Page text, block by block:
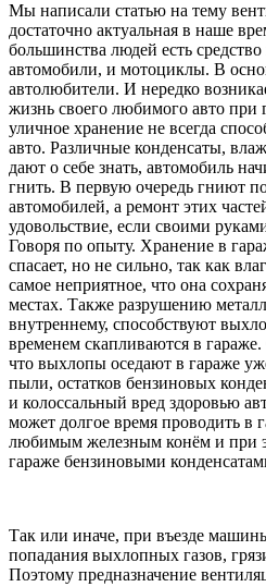
Мы написали статью на тему
достаточно актуальная в наше
большинства людей есть
автомобили, и мотоциклы. В
автолюбители. И нередко
жизнь своего любимого авто при
уличное хранение не всегда
авто. Различные конденсаты,
дают о себе знать, автомобиль
гнить. В первую очередь гниют
автомобилей, а ремонт этих
удовольствие, если своими
Говоря по опыту. Хранение в
спасает, но не сильно, так как
самое неприятное, что она
местах. Также разрушению
внутреннему, способствуют
временем скапливаются в
что выхлопы оседают в гараже
пыли, остатков бензиновых
и колоссальный вред здоровью
может долгое время проводить в
любимым железным конём и при
гараже бензиновыми
Так или иначе, при въезде
попадания выхлопных газов,
Поэтому предназначение